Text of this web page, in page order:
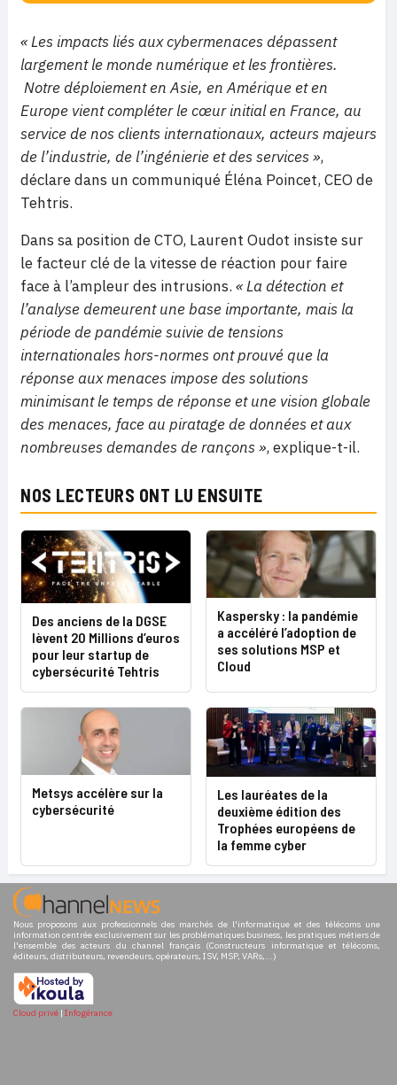
« Les impacts liés aux cybermenaces dépassent
largement le monde numérique et les frontières.
Notre déploiement en Asie, en Amérique et en
Europe vient compléter le cœur initial en France, au
service de nos clients internationaux, acteurs majeurs
de l’industrie, de l’ingénierie et des services »,
déclare dans un communiqué Éléna Poincet, CEO de
Tehtris.
Dans sa position de CTO, Laurent Oudot insiste sur
le facteur clé de la vitesse de réaction pour faire
face à l’ampleur des intrusions. « La détection et
l’analyse demeurent une base importante, mais la
période de pandémie suivie de tensions
internationales hors-normes ont prouvé que la
réponse aux menaces impose des solutions
minimisant le temps de réponse et une vision globale
des menaces, face au piratage de données et aux
nombreuses demandes de rançons », explique-t-il.
NOS LECTEURS ONT LU ENSUITE
Des anciens de la DGSE
lèvent 20 Millions d’euros
pour leur startup de
cybersécurité Tehtris
Kaspersky : la pandémie
a accéléré l’adoption de
ses solutions MSP et
Cloud
Metsys accélère sur la
cybersécurité
Les lauréates de la
deuxième édition des
Trophées européens de
la femme cyber
Nous proposons aux professionnels des marchés de l'informatique et des télécoms une
information centrée exclusivement sur les problématiques business, les pratiques métiers de
l'ensemble des acteurs du channel français (Constructeurs informatique et télécoms,
éditeurs, distributeurs, revendeurs, opérateurs, ISV, MSP, VARs,...)
Cloud privé | Infogérance